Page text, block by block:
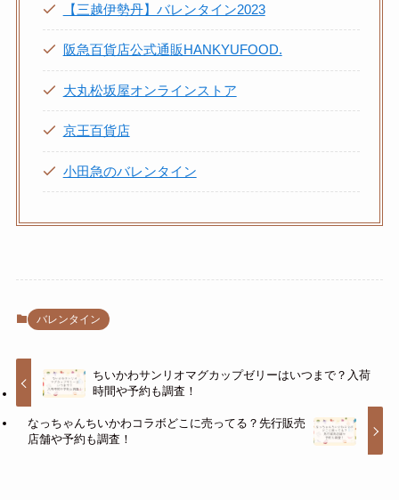
【三越伊勢丹】バレンタイン2023
阪急百貨店公式通販HANKYUFOOD.
大丸松坂屋オンラインストア
京王百貨店
小田急のバレンタイン
バレンタイン
ちいかわサンリオマグカップゼリーはいつまで？入荷
時間や予約も調査！
なっちゃんちいかわコラボどこに売ってる？先行販売
店舗や予約も調査！